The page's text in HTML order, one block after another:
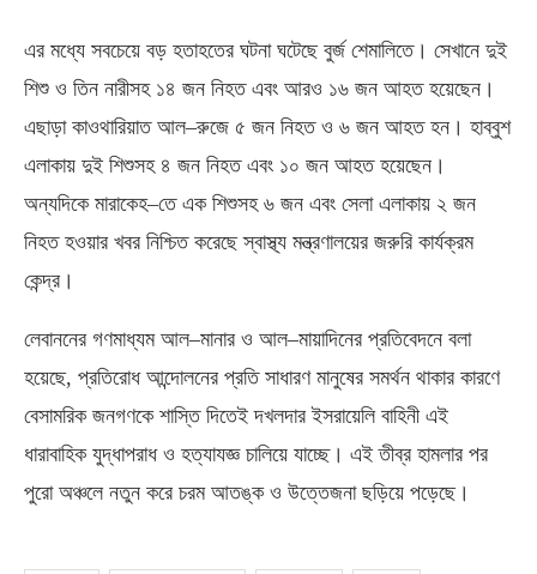
এর মধ্যে সবচেয়ে বড় হতাহতের ঘটনা ঘটেছে বুর্জ শেমালিতে। সেখানে দুই
শিশু ও তিন নারীসহ ১৪ জন নিহত এবং আরও ১৬ জন আহত হয়েছেন।
এছাড়া কাওথারিয়াত আল–রুজে ৫ জন নিহত ও ৬ জন আহত হন। হাব্বুশ
এলাকায় দুই শিশুসহ ৪ জন নিহত এবং ১০ জন আহত হয়েছেন।
অন্যদিকে মারাকেহ–তে এক শিশুসহ ৬ জন এবং সেলা এলাকায় ২ জন
নিহত হওয়ার খবর নিশ্চিত করেছে স্বাস্থ্য মন্ত্রণালয়ের জরুরি কার্যক্রম
কেন্দ্র।
লেবাননের গণমাধ্যম আল–মানার ও আল–মায়াদিনের প্রতিবেদনে বলা
হয়েছে, প্রতিরোধ আন্দোলনের প্রতি সাধারণ মানুষের সমর্থন থাকার কারণে
বেসামরিক জনগণকে শাস্তি দিতেই দখলদার ইসরায়েলি বাহিনী এই
ধারাবাহিক যুদ্ধাপরাধ ও হত্যাযজ্ঞ চালিয়ে যাচ্ছে। এই তীব্র হামলার পর
পুরো অঞ্চলে নতুন করে চরম আতঙ্ক ও উত্তেজনা ছড়িয়ে পড়েছে।